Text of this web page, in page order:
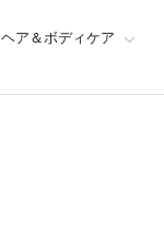
ヘア＆ボディケア